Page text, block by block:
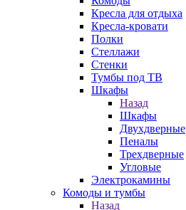
Кресла для отдыха
Кресла-кровати
Полки
Стеллажи
Стенки
Тумбы под ТВ
Шкафы
Назад
Шкафы
Двухдверные
Пеналы
Трехдверные
Угловые
Электрокамины
Комоды и тумбы
Назад